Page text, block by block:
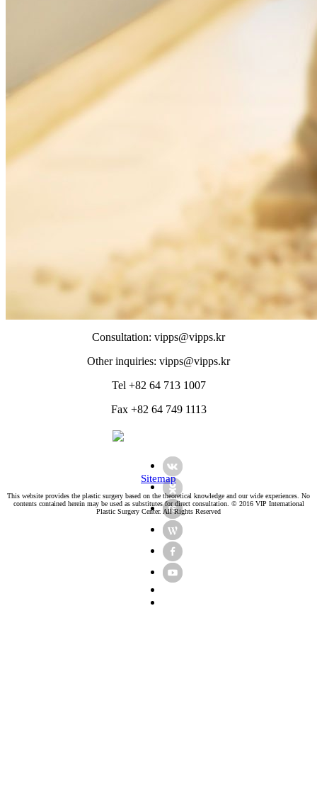
Consultation: vipps@vipps.kr
Other inquiries: vipps@vipps.kr
Tel +82 64 713 1007
Fax +82 64 749 1113
Sitemap
This website provides the plastic surgery based on the theoretical knowledge and our wide experiences. No
contents contained herein may be used as substitutes for direct consultation. © 2016 VIP International
Plastic Surgery Center. All Rights Reserved